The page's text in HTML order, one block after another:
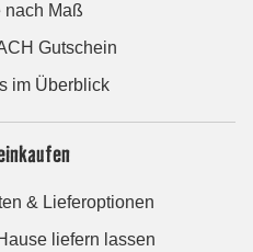
nach Maß
Gutschein
im Überblick
& Lieferoptionen
liefern lassen